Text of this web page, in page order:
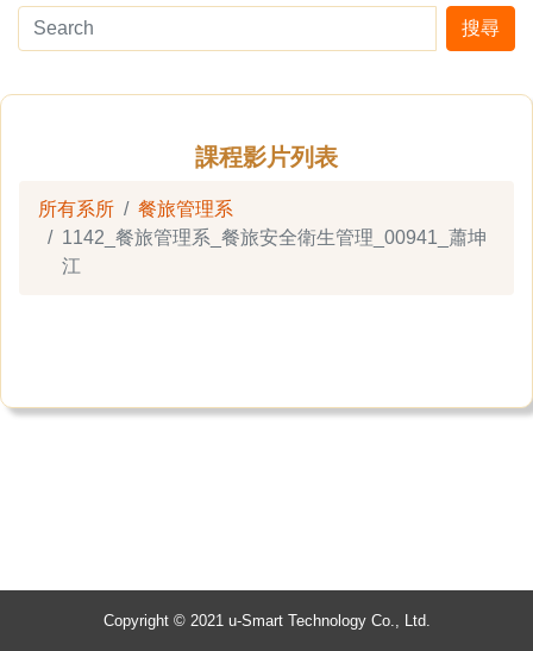
搜尋
課程影片列表
所有系所
餐旅管理系
1142_餐旅管理系_餐旅安全衛生管理_00941_蕭坤
江
Copyright © 2021 u-Smart Technology Co., Ltd.